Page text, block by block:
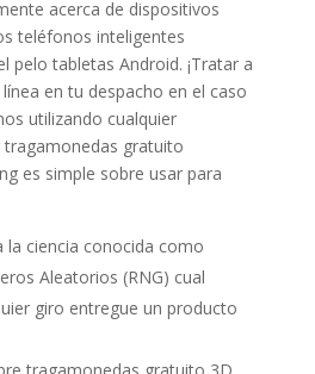
acerca de dispositivos
teléfonos inteligentes
pelo tabletas Android. ¡Tratar a
en tu despacho en el caso
utilizando cualquier
tragamonedas gratuito
es simple sobre usar para
la ciencia conocida como
Aleatorios (RNG) cual
giro entregue un producto